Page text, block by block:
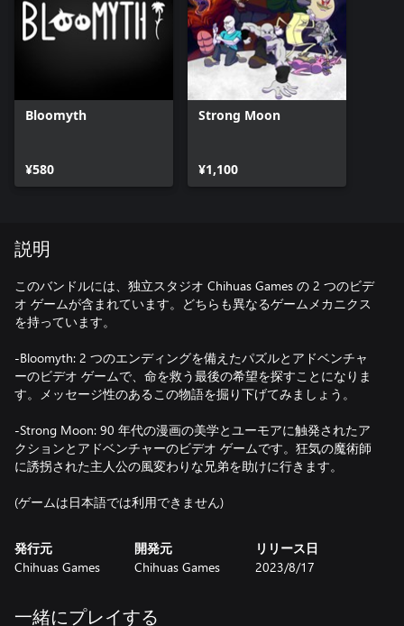
Bloomyth
¥580
Strong Moon
¥1,100
説明
このバンドルには、独立スタジオ Chihuas Games の 2 つのビデ
オ ゲームが含まれています。どちらも異なるゲームメカニクス
を持っています。
-Bloomyth: 2 つのエンディングを備えたパズルとアドベンチャ
ーのビデオ ゲームで、命を救う最後の希望を探すことになりま
す。メッセージ性のあるこの物語を掘り下げてみましょう。
-Strong Moon: 90 年代の漫画の美学とユーモアに触発されたア
クションとアドベンチャーのビデオ ゲームです。狂気の魔術師
に誘拐された主人公の風変わりな兄弟を助けに行きます。
(ゲームは日本語では利用できません)
発行元
Chihuas Games
開発元
Chihuas Games
リリース日
2023/8/17
一緒にプレイする